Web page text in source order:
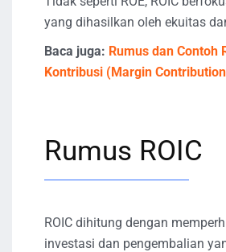
yang dihasilkan oleh ekuitas
Baca juga: Rumus dan Contoh
Kontribusi (Margin
Rumus ROIC
ROIC dihitung dengan
investasi dan pengembalian